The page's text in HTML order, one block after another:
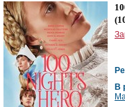
(
В